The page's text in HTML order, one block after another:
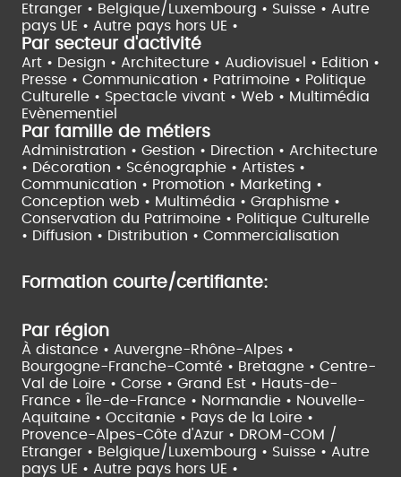
Etranger • Belgique/Luxembourg • Suisse • Autre
pays UE • Autre pays hors UE •
Par secteur d'activité
Art • Design • Architecture • Audiovisuel • Edition •
Presse • Communication • Patrimoine • Politique
Culturelle • Spectacle vivant • Web • Multimédia
Evènementiel
Par famille de métiers
Administration • Gestion • Direction • Architecture
• Décoration • Scénographie • Artistes •
Communication • Promotion • Marketing •
Conception web • Multimédia • Graphisme •
Conservation du Patrimoine • Politique Culturelle
• Diffusion • Distribution • Commercialisation
Formation courte/certifiante:
Par région
À distance • Auvergne-Rhône-Alpes •
Bourgogne-Franche-Comté • Bretagne • Centre-
Val de Loire • Corse • Grand Est • Hauts-de-
France •
Île-de-France • Normandie • Nouvelle-
Aquitaine • Occitanie • Pays de la Loire •
Provence-Alpes-Côte d'Azur • DROM-COM /
Etranger • Belgique/Luxembourg • Suisse • Autre
pays UE • Autre pays hors UE •